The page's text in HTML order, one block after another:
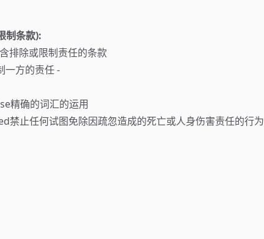
制条款):
排除或限制责任的条款
一方的责任 -
精确的词汇的运用
止任何试图免除因疏忽造成的死亡或人身伤害责任的行为